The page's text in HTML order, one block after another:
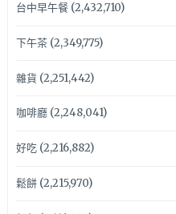
台中早午餐(2,432,710)
下午茶(2,349,775)
雜貨 (2,251,442)
咖啡廳(2,248,041)
好吃(2,216,882)
鬆餅(2,215,970)